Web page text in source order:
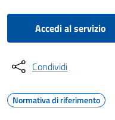
Accedi al servizio
Condividi
Normativa di riferimento